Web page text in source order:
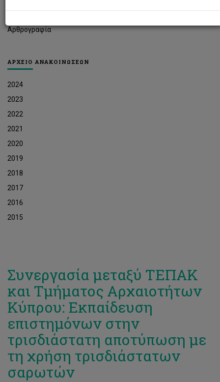
Αρθρογραφία
ΑΡΧΕΙΟ ΑΝΑΚΟΙΝΩΣΕΩΝ
2024
2023
2022
2021
2020
2019
2018
2017
2016
2015
Συνεργασία μεταξύ ΤΕΠΑΚ
και Τμήματος Αρχαιοτήτων
Κύπρου: Εκπαίδευση
επιστημόνων στην
τρισδιάστατη αποτύπωση με
τη χρήση τρισδιάστατων
σαρωτών